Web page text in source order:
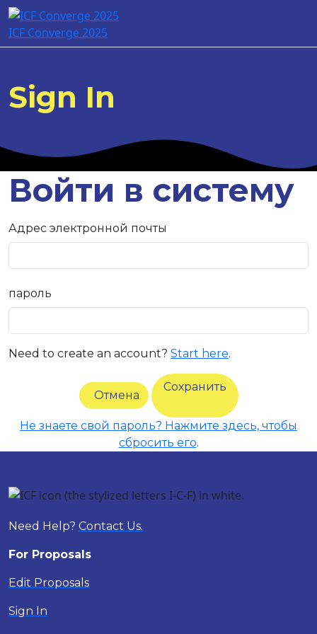
ICF Converge 2025
Sign In
Войти в систему
Адрес электронной почты
пароль
Need to create an account? Start here.
Отмена
Сохранить
Не знаете свой пароль? Нажмите здесь, чтобы
сбросить его.
Need Help? Contact Us.
For Proposals
Edit Proposals
Sign In